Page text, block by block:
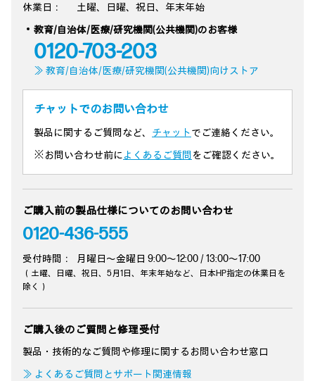
休業日：
土曜、日曜、祝日、年末年始
教育/自治体/医療/研究機関(公共機関)のお客様
0120-703-203
≫ 教育/自治体/医療/研究機関(公共機関)向けストア
チャットでのお問い合わせ
製品に関するご質問など、 チャットでご連絡ください。
※お問い合わせ前によくあるご質問 をご確認ください。
ご購入前の製品仕様についてのお問い合わせ
0120-436-555
受付時間： 月曜日～金曜日 9:00～12:00 / 13:00～17:00
（土曜、日曜、祝日、5月1日、年末年始など、日本HP指定の休業日を
除く）
ご購入後のご質問と修理受付
製品・技術的なご質問や修理に関するお問い合わせ窓口
≫ よくあるご質問とサポート関連情報